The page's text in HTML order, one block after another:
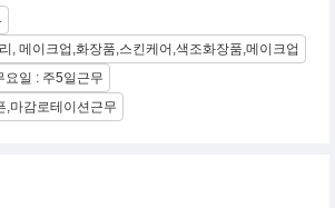
, 메이크업,화장품,스킨케어,색조화장품,메이크업
요일 : 주5일근무
,마감로테이션근무